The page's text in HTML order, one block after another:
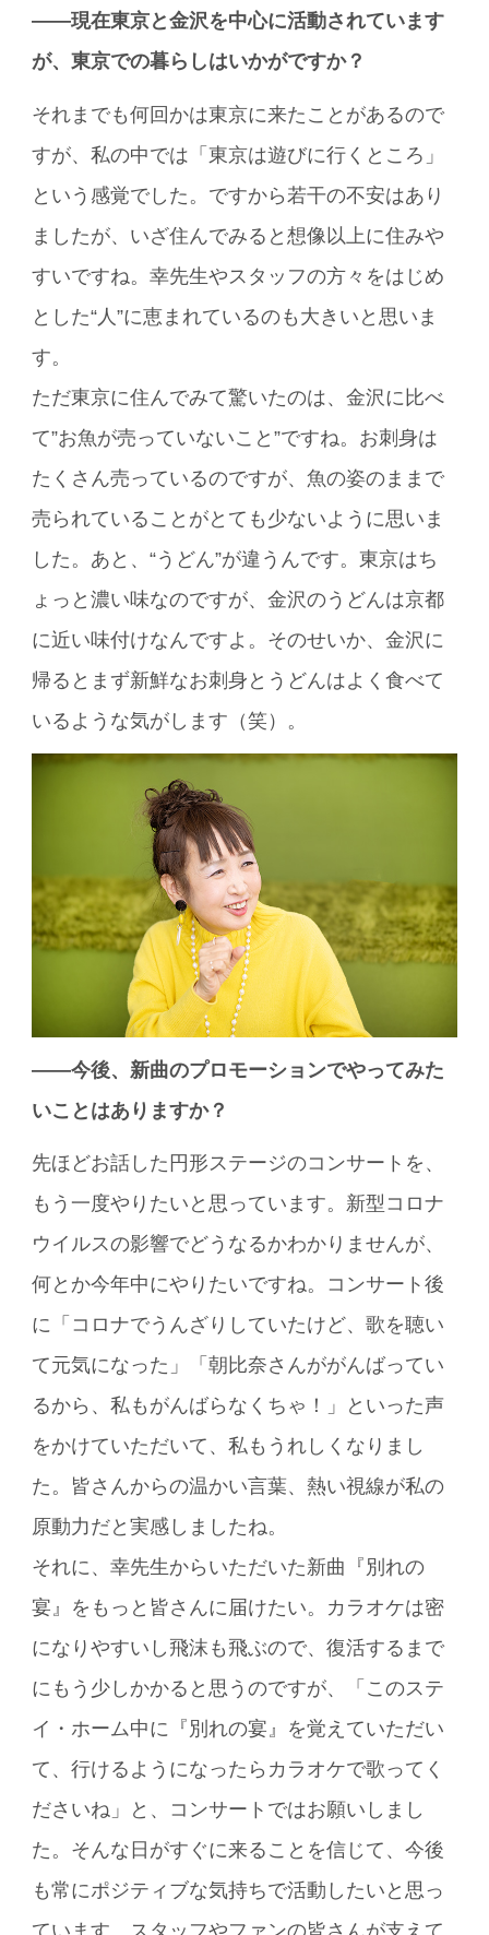
――現在東京と金沢を中心に活動されています
が、東京での暮らしはいかがですか？
それまでも何回かは東京に来たことがあるので
すが、私の中では「東京は遊びに行くところ」
という感覚でした。ですから若干の不安はあり
ましたが、いざ住んでみると想像以上に住みや
すいですね。幸先生やスタッフの方々をはじめ
とした“人”に恵まれているのも大きいと思いま
す。
ただ東京に住んでみて驚いたのは、金沢に比べ
て”お魚が売っていないこと”ですね。お刺身は
たくさん売っているのですが、魚の姿のままで
売られていることがとても少ないように思いま
した。あと、“うどん”が違うんです。東京はち
ょっと濃い味なのですが、金沢のうどんは京都
に近い味付けなんですよ。そのせいか、金沢に
帰るとまず新鮮なお刺身とうどんはよく食べて
いるような気がします（笑）。
――今後、新曲のプロモーションでやってみた
いことはありますか？
先ほどお話した円形ステージのコンサートを、
もう一度やりたいと思っています。新型コロナ
ウイルスの影響でどうなるかわかりませんが、
何とか今年中にやりたいですね。コンサート後
に「コロナでうんざりしていたけど、歌を聴い
て元気になった」「朝比奈さんががんばってい
るから、私もがんばらなくちゃ！」といった声
をかけていただいて、私もうれしくなりまし
た。皆さんからの温かい言葉、熱い視線が私の
原動力だと実感しましたね。
それに、幸先生からいただいた新曲『別れの
宴』をもっと皆さんに届けたい。カラオケは密
になりやすいし飛沫も飛ぶので、復活するまで
にもう少しかかると思うのですが、「このステ
イ・ホーム中に『別れの宴』を覚えていただい
て、行けるようになったらカラオケで歌ってく
ださいね」と、コンサートではお願いしまし
た。そんな日がすぐに来ることを信じて、今後
も常にポジティブな気持ちで活動したいと思っ